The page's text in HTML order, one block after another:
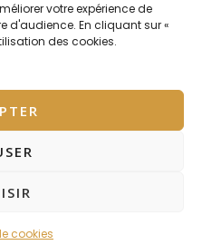
votre expérience de
d'audience. En cliquant sur «
des cookies.
cookies
de Travessò - Gîtes